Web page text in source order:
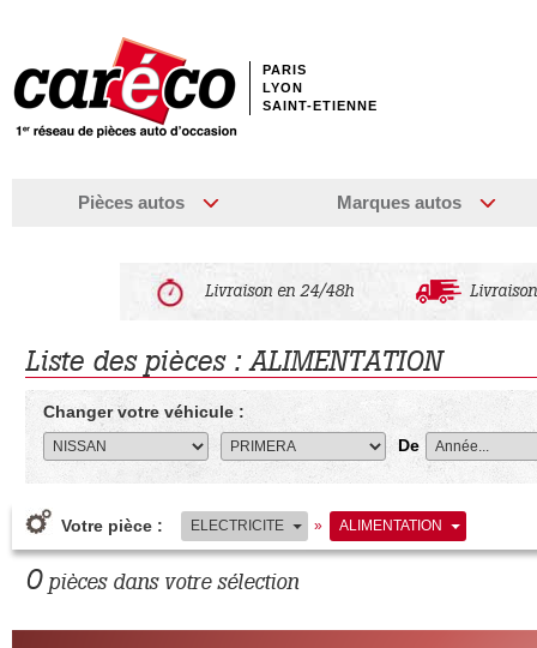
PARIS
LYON
SAINT-ETIENNE
Pièces autos Marques autos
Livraison en 24/48h
Liste des pièces : ALIMENTATION
Changer votre véhicule :
De
Votre pièce : ELECTRICITE » ALIMENTATION
0pièces dans votre sélection